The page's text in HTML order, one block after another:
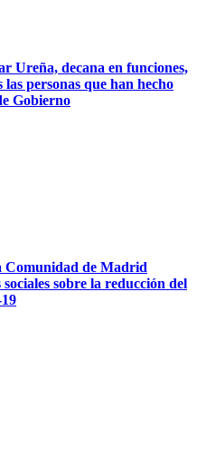
Ureña, decana en funciones,
personas que han hecho
Gobierno
Comunidad de Madrid
sobre la reducción del